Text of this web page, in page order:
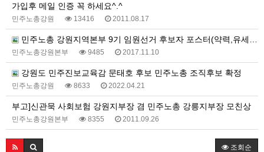
가입후 메일 인증 꼭 하세요^.^
민주노총강원 13416 2011.08.17
민주노총 강원지역본부 9기 임원선거 후보자 포스터(약력,유세일정)
민주노총강원본부 9485 2017.11.10
강원도 민주진보교육감 문태호 후보 민주노총 조직후보 확정
민주노총강원 8633 2022.04.21
부고]신관묵 사회보험 강원지부장 겸 민주노총 강릉지부장 모친상
민주노총강원본부 8355 2011.09.26
조회순